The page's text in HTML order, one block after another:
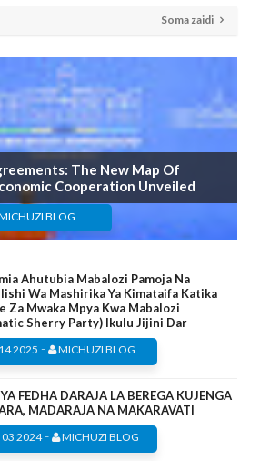
Soma zaidi
The New Map Of
Cooperation Unveiled
BLOG
Ahutubia Mabalozi Pamoja Na
Wa Mashirika Ya Kimataifa Katika
Za Mwaka Mpya Kwa Mabalozi
Sherry Party) Ikulu Jijini Dar
2025 - MICHUZI BLOG
FEDHA DARAJA LA BEREGA KUJENGA
MADARAJA NA MAKARAVATI
03 2024- MICHUZI BLOG